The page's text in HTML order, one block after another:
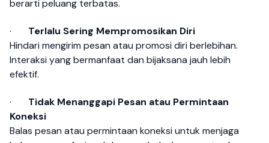
berarti peluang terbatas.
· Terlalu Sering Mempromosikan Diri
Hindari mengirim pesan atau promosi diri berlebihan.
Interaksi yang bermanfaat dan bijaksana jauh lebih
efektif.
· Tidak Menanggapi Pesan atau Permintaan
Koneksi
Balas pesan atau permintaan koneksi untuk menjaga